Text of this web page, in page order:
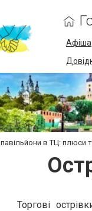
Афіша
павільйони в ТЦ: плюси
Торгові